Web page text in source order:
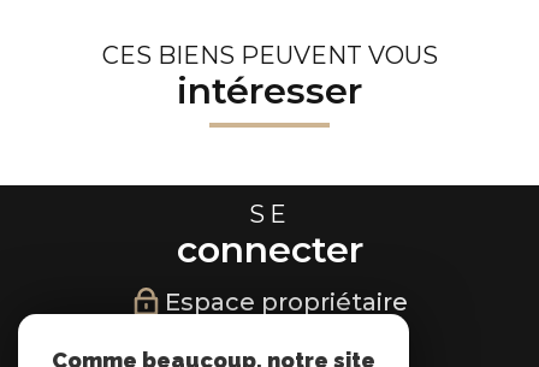
CES BIENS PEUVENT VOUS
intéresser
SE
connecter
Espace propriétaire
NOUS
Comme beaucoup, notre site